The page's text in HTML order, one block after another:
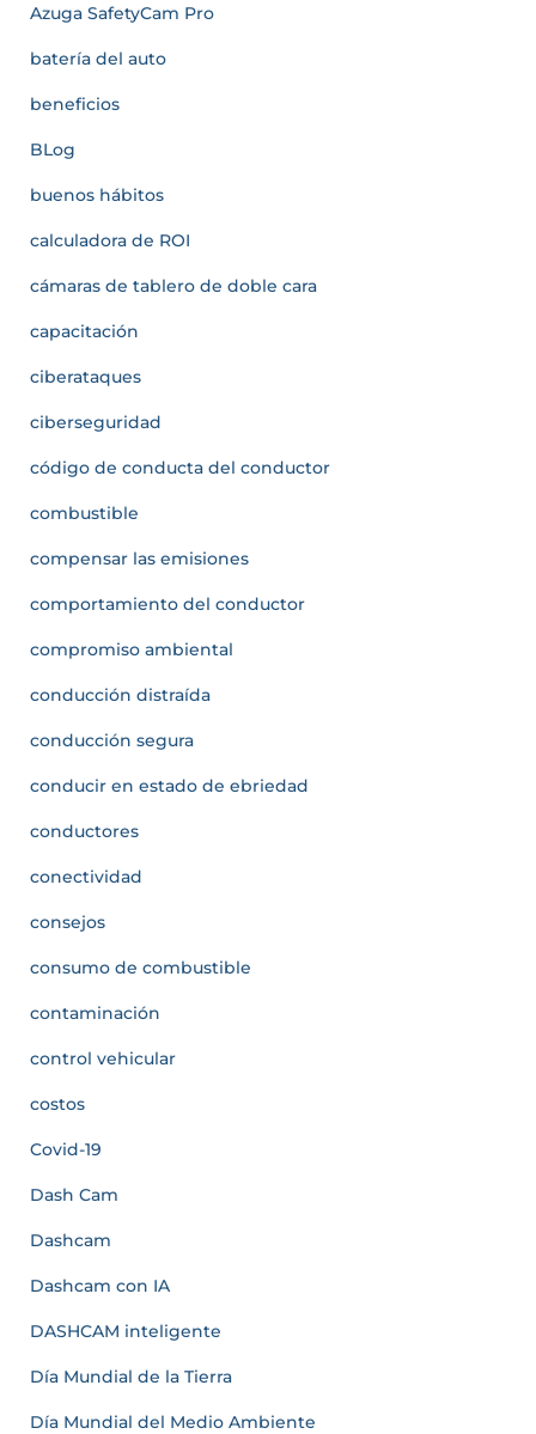
Azuga SafetyCam Pro
batería del auto
beneficios
BLog
buenos hábitos
calculadora de ROI
cámaras de tablero de doble cara
capacitación
ciberataques
ciberseguridad
código de conducta del conductor
combustible
compensar las emisiones
comportamiento del conductor
compromiso ambiental
conducción distraída
conducción segura
conducir en estado de ebriedad
conductores
conectividad
consejos
consumo de combustible
contaminación
control vehicular
costos
Covid-19
Dash Cam
Dashcam
Dashcam con IA
DASHCAM inteligente
Día Mundial de la Tierra
Día Mundial del Medio Ambiente